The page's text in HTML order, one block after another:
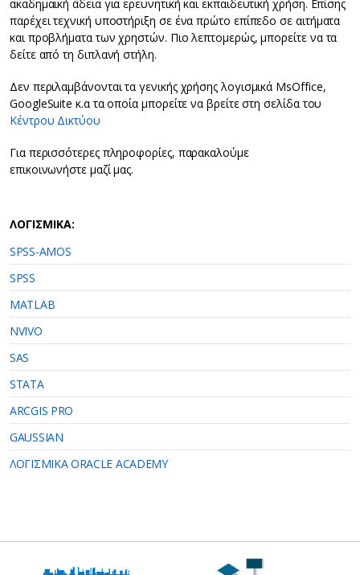
ακαδημαική άδεια για ερευνητική και εκπαιδευτική χρήση. Επίσης
παρέχει τεχνική υποστήριξη σε ένα πρώτο επίπεδο σε αιτήματα
και προβλήματα των χρηστών. Πιο λεπτομερώς, μπορείτε να τα
δείτε από τη διπλανή στήλη.
Δεν περιλαμβάνονται τα γενικής χρήσης λογισμικά MsOffice,
GoogleSuite κ.α τα οποία μπορείτε να βρείτε στη σελίδα του
Κέντρου Δικτύου
Για περισσότερες πληροφορίες, παρακαλούμε
επικοινωνήστε μαζί μας.
ΛΟΓΙΣΜΙΚΑ:
SPSS-AMOS
SPSS
MATLAB
NVIVO
SAS
STATA
ARCGIS PRO
GAUSSIAN
ΛΟΓΙΣΜΙΚΑ ORACLE ACADEMY